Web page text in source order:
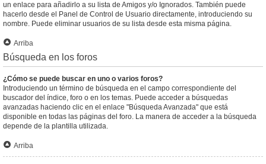
un enlace para añadirlo a su lista de Amigos y/o Ignorados. También puede
hacerlo desde el Panel de Control de Usuario directamente, introduciendo su
nombre. Puede eliminar usuarios de su lista desde esta misma página.
Arriba
Búsqueda en los foros
¿Cómo se puede buscar en uno o varios foros?
Introduciendo un término de búsqueda en el campo correspondiente del
buscador del índice, foro o en los temas. Puede acceder a búsquedas
avanzadas haciendo clic en el enlace "Búsqueda Avanzada" que está
disponible en todas las páginas del foro. La manera de acceder a la búsqueda
depende de la plantilla utilizada.
Arriba